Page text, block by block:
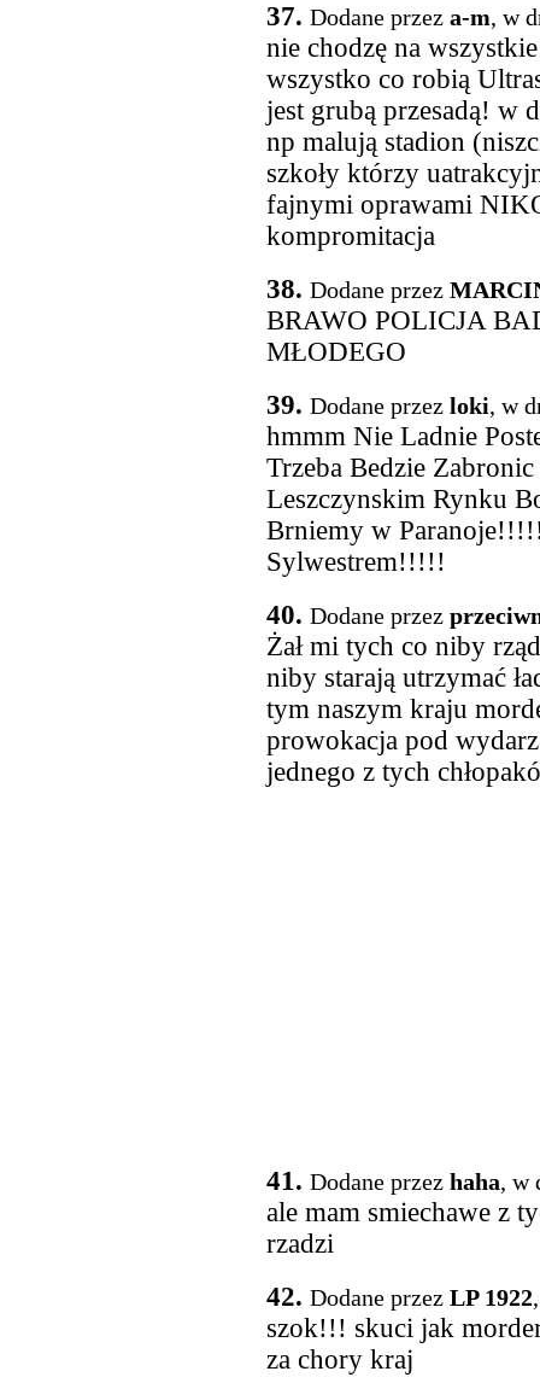
37. Dodane przez a-m, w
nie chodzę na
wszystko co robią
jest grubą przesadą! w
np malują stadion
szkoły którzy
fajnymi oprawami
kompromitacja
38. Dodane przez
BRAWO POLICJA
MŁODEGO
39. Dodane przez loki, w
hmmm Nie Ladnie
Trzeba Bedzie
Leszczynskim Rynku
Brniemy w
Sylwestrem!!!!!
40. Dodane przez
Żał mi tych co niby
niby starają utrzymać
tym naszym kraju
prowokacja pod
jednego z tych
41. Dodane przez haha, w
ale mam smiechawe z
rzadzi
42. Dodane przez LP 1922
szok!!! skuci jak
za chory kraj